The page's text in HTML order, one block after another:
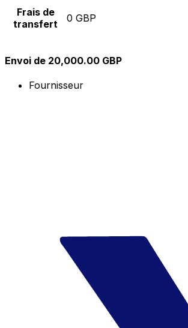
Frais de
transfert
0 GBP
Envoi de 20,000.00 GBP
Fournisseur